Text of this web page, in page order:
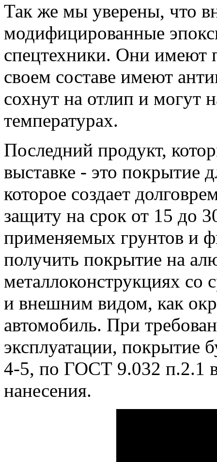
Так же мы уверены, что
модифицированные
спецтехники. Они имеют
своем составе имеют
сохнут на отлип и могут
температурах.
Последний продукт,
выставке - это покрытие
которое создает
защиту на срок от 15 до
применяемых грунтов и
получить покрытие на
металлоконструкциях со
и внешним видом, как
автомобиль. При
эксплуатации, покрытие
4-5, по ГОСТ 9.032 п.2.1
нанесения.